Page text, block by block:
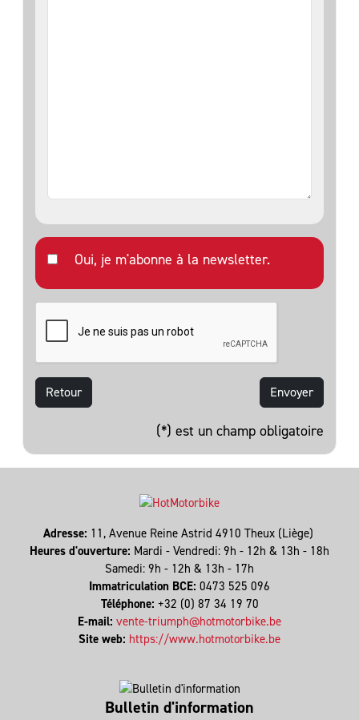
Oui, je m'abonne à la newsletter.
Retour
(*) est un champ obligatoire
Adresse: 11, Avenue Reine Astrid 4910 Theux (Liège)
Heures d'ouverture: Mardi - Vendredi: 9h - 12h & 13h - 18h
Samedi: 9h - 12h & 13h - 17h
Immatriculation BCE: 0473 525 096
Téléphone: +32 (0) 87 34 19 70
E-mail: vente-triumph@hotmotorbike.be
Site web: https://www.hotmotorbike.be
Bulletin d'information